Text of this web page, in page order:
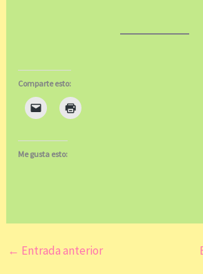
Comparte esto:
Me gusta esto:
← Entrada anterior